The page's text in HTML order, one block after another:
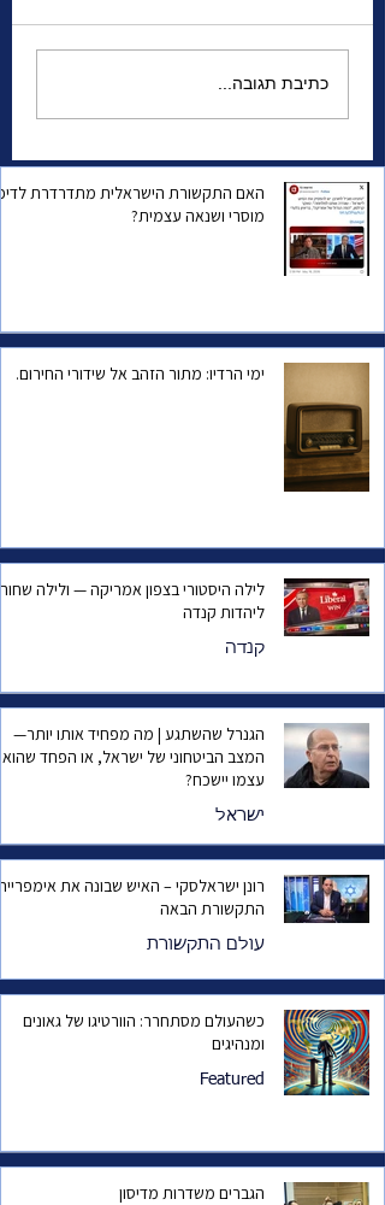
אומרים כי אני אינני אני,
כתיבת תגובה...
האם התקשורת הישראלית מתדרדרת
מוסרי ושנאה עצמית?
ימי הרדיו: מתור הזהב אל שידורי החירום.
לילה היסטורי בצפון אמריקה — ולילה שחור
ליהדות קנדה
קנדה
הגנרל שהשתגע | מה מפחיד אותו יותר—
המצב הביטחוני של ישראל, או הפחד שהוא
עצמו יישכח?
ישראל
רונן ישראלסקי – האיש שבונה את
התקשורת הבאה
עולם התקשורת
כשהעולם מסתחרר: הוורטיגו של גאונים
ומנהיגים
Featured
הגברים משדרות מדיסון